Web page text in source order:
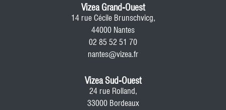
Vizea Grand-Ouest
14 rue Cécile Brunschvicg,
44000 Nantes
02 85 52 51 70
nantes@vizea.fr
Vizea Sud-Ouest
24 rue Rolland,
33000 Bordeaux